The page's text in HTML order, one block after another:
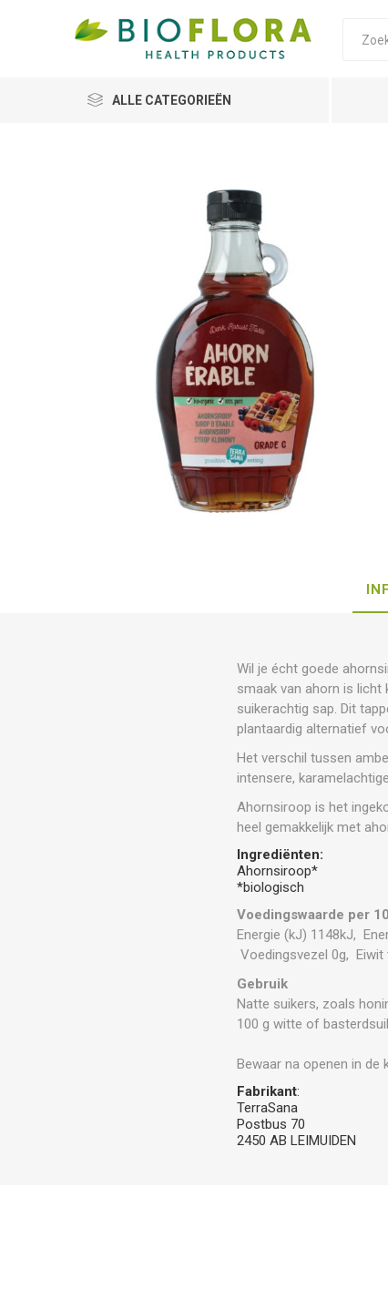
ALLE CATEGORIEËN
Wil je écht goede
smaak van ahorn is
suikerachtig sap. Dit
plantaardig alternatief
Het verschil tussen
intensere,
Ahornsiroop is het
heel gemakkelijk met
Ingrediënten:
Ahornsiroop*
*biologisch
Voedingswaarde per
Energie (kJ) 1148kJ,
Voedingsvezel 0g,
Gebruik
Natte suikers, zoals
100 g witte of
Bewaar na openen in de
Fabrikant:
TerraSana
Postbus 70
2450 AB LEIMUIDEN